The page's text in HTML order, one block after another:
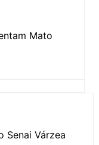
Mato
Senai Várzea